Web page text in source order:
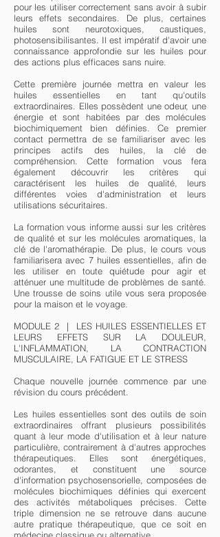
pour les utiliser correctement sans avoir à subir
leurs effets secondaires. De plus, certaines
huiles sont neurotoxiques, caustiques,
photosensibilisantes. Il est impératif d'avoir une
connaissance approfondie sur les huiles pour
des actions plus efficaces sans nuire.
Cette première journée mettra en valeur les
huiles essentielles en tant qu'outils
extraordinaires. Elles possèdent une odeur, une
énergie et sont habitées par des molécules
biochimiquement bien définies. Ce premier
contact permettra de se familiariser avec les
principes actifs des huiles, la clé de
compréhension. Cette formation vous fera
également découvrir les critères qui
caractérisent les huiles de qualité, leurs
différentes voies d'administration et leurs
utilisations sécuritaires.
La formation vous informe aussi sur les critères
de qualité et sur les molécules aromatiques, la
clé de l'aromathérapie. De plus, le cours vous
familiarisera avec 7 huiles essentielles, afin de
les utiliser en toute quiétude pour agir et
atténuer une multitude de problèmes de santé.
Une trousse de soins utile vous sera proposée
pour la maison et le voyage.
MODULE 2 | LES HUILES ESSENTIELLES ET
LEURS EFFETS SUR LA DOULEUR,
L'INFLAMMATION, LA CONTRACTION
MUSCULAIRE, LA FATIGUE ET LE STRESS
Chaque nouvelle journée commence par une
révision du cours précédent.
Les huiles essentielles sont des outils de soin
extraordinaires offrant plusieurs possibilités
quant à leur mode d'utilisation et à leur nature
particulière, contrairement à d'autres approches
thérapeutiques. Elles sont énergétiques,
odorantes, et constituent une source
d'information psychosensorielle, composées de
molécules biochimiques définies qui exercent
des activités métaboliques précises. Cette
triple dimension ne se retrouve dans aucune
autre pratique thérapeutique, que ce soit en